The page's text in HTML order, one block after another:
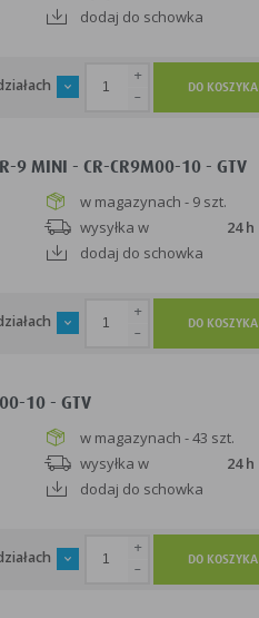
dodaj do schowka
-
+
DO KOSZYKA
9 MINI - CR-CR9M00-10 - GTV
w magazynach - 9 szt.
wysyłka w
24 h
dodaj do schowka
-
+
DO KOSZYKA
10 - GTV
w magazynach - 43 szt.
wysyłka w
24 h
dodaj do schowka
-
+
DO KOSZYKA